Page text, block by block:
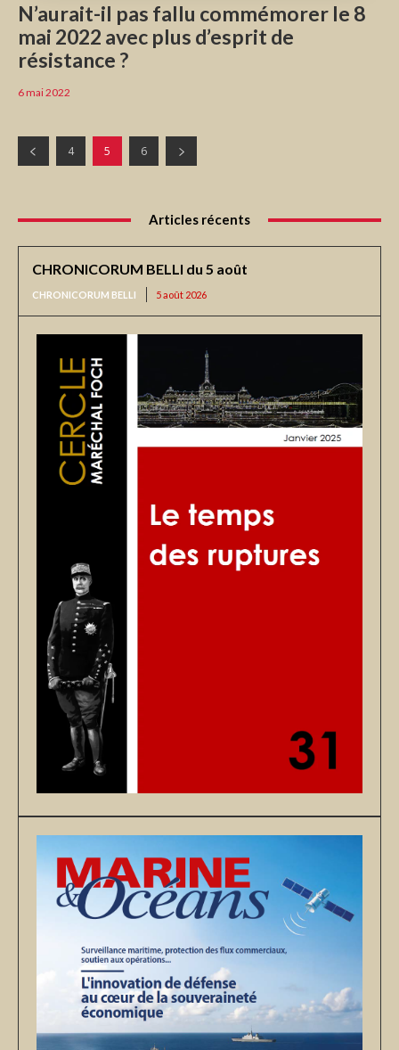
N’aurait-il pas fallu commémorer le 8
mai 2022 avec plus d’esprit de
résistance ?
6 mai 2022
4 5 6
Articles récents
CHRONICORUM BELLI du 5 août
CHRONICORUM BELLI 5 août 2026